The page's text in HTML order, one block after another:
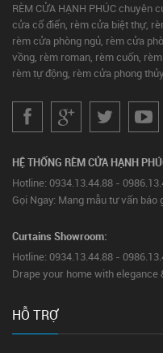
RÈM CỬA HẠNH PHÚC chuyên
cửa cổ điển, rèm cửa biệt thự,
rèm cửa phòng ngủ, rèm cửa
vồng, rèm roman, rèm cuốn,
rèm tự động, rèm cửa phong
HỆ THỐNG RÈM CỬA HẠNH
Hotline: 0934.13.44.88 -
Gọi Ngay: Mang mẫu tư vấn báo
Curtains Showroom:
Hotline: 0934.13.44.88 -
Drape your home with
HỖ TRỢ